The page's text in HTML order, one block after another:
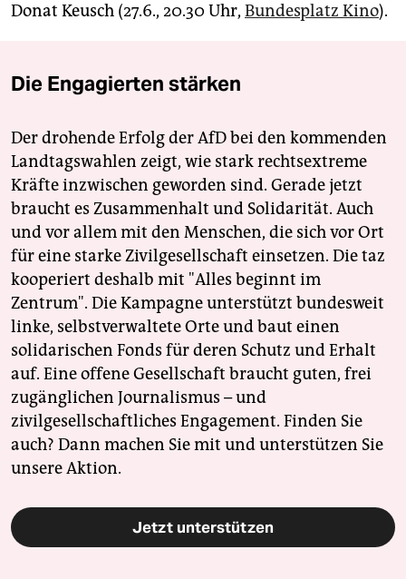
Donat Keusch (27.6., 20.30 Uhr, Bundesplatz Kino).
Die Engagierten stärken
Der drohende Erfolg der AfD bei den kommenden
Landtagswahlen zeigt, wie stark rechtsextreme
Kräfte inzwischen geworden sind. Gerade jetzt
braucht es Zusammenhalt und Solidarität. Auch
und vor allem mit den Menschen, die sich vor Ort
für eine starke Zivilgesellschaft einsetzen. Die taz
kooperiert deshalb mit "Alles beginnt im
Zentrum". Die Kampagne unterstützt bundesweit
linke, selbstverwaltete Orte und baut einen
solidarischen Fonds für deren Schutz und Erhalt
auf. Eine offene Gesellschaft braucht guten, frei
zugänglichen Journalismus – und
zivilgesellschaftliches Engagement. Finden Sie
auch? Dann machen Sie mit und unterstützen Sie
unsere Aktion.
Jetzt unterstützen